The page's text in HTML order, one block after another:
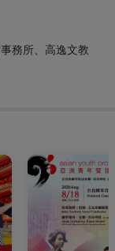
務所、高逸文教